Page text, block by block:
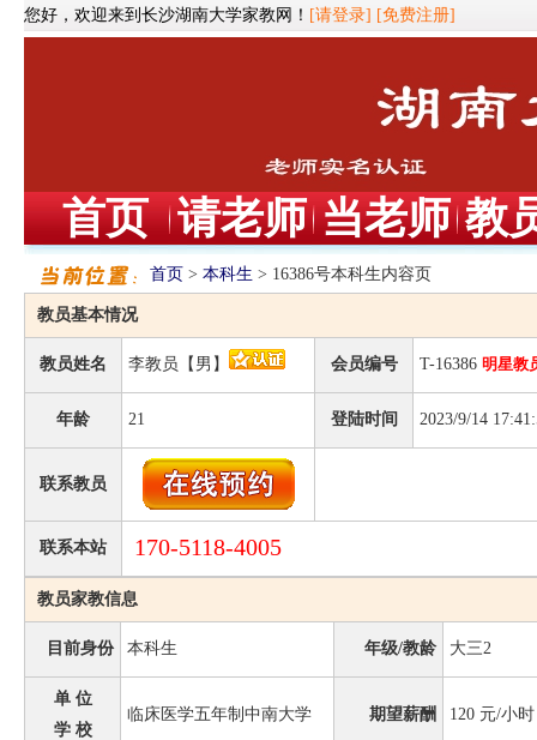
您好，欢迎来到长沙湖南大学家教网！ [请登录] [免费注册]
首页 请老师 当老师 教
首页 > 本科生 > 16386号本科生内容页
教员基本情况
教员姓名 李教员【男】 会员编号 T-16386 明星教
年龄 21 登陆时间 2023/9/14
联系教员
联系本站 170-5118-4005
教员家教信息
目前身份 本科生 年级/教龄 大三2
单 位
学 校
临床医学五年制中南大学 期望薪酬 120 元/小时